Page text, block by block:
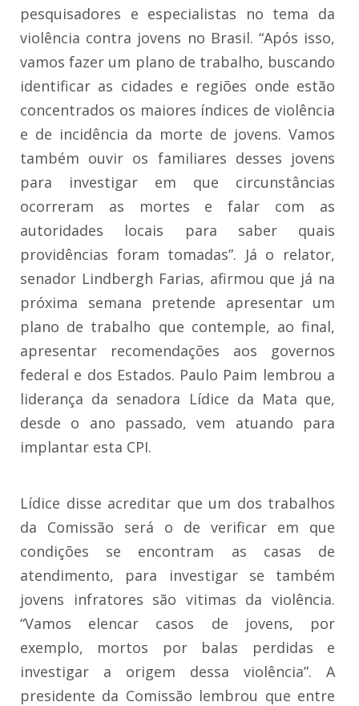
pesquisadores e especialistas no tema da
violência contra jovens no Brasil. “Após isso,
vamos fazer um plano de trabalho, buscando
identificar as cidades e regiões onde estão
concentrados os maiores índices de violência
e de incidência da morte de jovens. Vamos
também ouvir os familiares desses jovens
para investigar em que circunstâncias
ocorreram as mortes e falar com as
autoridades locais para saber quais
providências foram tomadas”. Já o relator,
senador Lindbergh Farias, afirmou que já na
próxima semana pretende apresentar um
plano de trabalho que contemple, ao final,
apresentar recomendações aos governos
federal e dos Estados. Paulo Paim lembrou a
liderança da senadora Lídice da Mata que,
desde o ano passado, vem atuando para
implantar esta CPI.
Lídice disse acreditar que um dos trabalhos
da Comissão será o de verificar em que
condições se encontram as casas de
atendimento, para investigar se também
jovens infratores são vitimas da violência.
“Vamos elencar casos de jovens, por
exemplo, mortos por balas perdidas e
investigar a origem dessa violência”. A
presidente da Comissão lembrou que entre